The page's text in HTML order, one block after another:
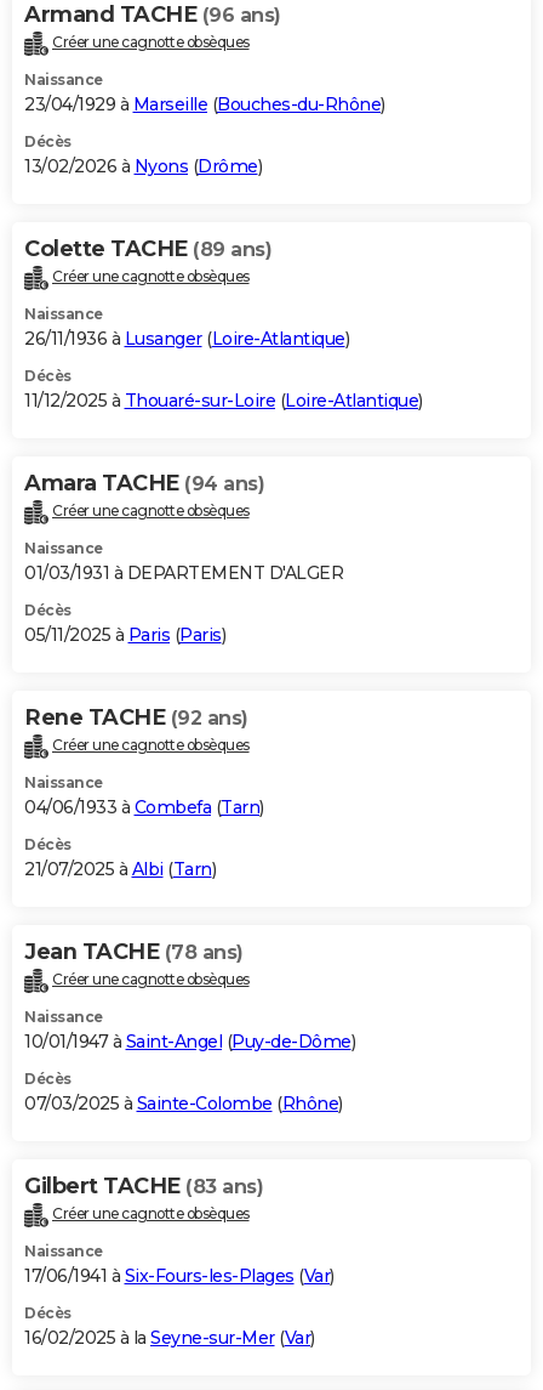
Armand TACHE (96 ans)
Créer une cagnotte obsèques
Naissance
23/04/1929 à Marseille (Bouches-du-Rhône)
Décès
13/02/2026 à Nyons (Drôme)
Colette TACHE (89 ans)
Créer une cagnotte obsèques
Naissance
26/11/1936 à Lusanger(Loire-Atlantique)
Décès
11/12/2025 à Thouaré-sur-Loire (Loire-Atlantique)
Amara TACHE (94 ans)
Créer une cagnotte obsèques
Naissance
01/03/1931 à DEPARTEMENT D'ALGER
Décès
05/11/2025 à Paris (Paris)
Rene TACHE (92 ans)
Créer une cagnotte obsèques
Naissance
04/06/1933 à Combefa (Tarn)
Décès
21/07/2025 à Albi (Tarn)
Jean TACHE (78 ans)
Créer une cagnotte obsèques
Naissance
10/01/1947 à Saint-Angel (Puy-de-Dôme)
Décès
07/03/2025 à Sainte-Colombe (Rhône)
Gilbert TACHE (83 ans)
Créer une cagnotte obsèques
Naissance
17/06/1941 à Six-Fours-les-Plages (Var)
Décès
16/02/2025 à la Seyne-sur-Mer(Var)